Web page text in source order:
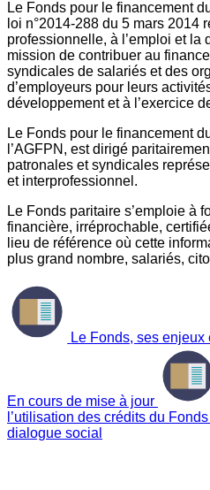
Le Fonds pour le financement
loi n°2014-288 du 5 mars 2014
professionnelle, à l’emploi et la
mission de contribuer au
syndicales de salariés et des
d’employeurs pour leurs
développement et à l’exercice
Le Fonds pour le financement
l’AGFPN, est dirigé
patronales et syndicales
et interprofessionnel.
Le Fonds paritaire s’emploie à
financière, irréprochable,
lieu de référence où cette
plus grand nombre, salariés,
Le Fonds, ses
En cours de mise à jour
l’utilisation des crédits du
dialogue social